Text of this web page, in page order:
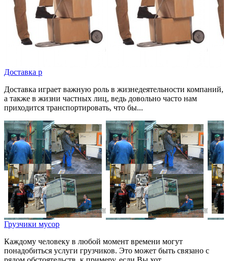
Доставка р
Доставка играет важную роль в жизнедеятельности компаний,
а также в жизни частных лиц, ведь довольно часто нам
приходится транспортировать, что бы...
Грузчики мусор
Каждому человеку в любой момент времени могут
понадобиться услуги грузчиков. Это может быть связано с